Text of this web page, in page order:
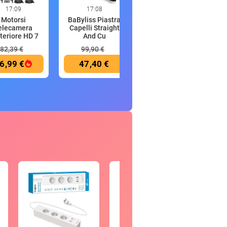
17:09
Motorsi
HD 7
82,39 €
€
17:08
BaByliss Piastra
Capelli Straight
And Cu
99,90 €
47,40 €